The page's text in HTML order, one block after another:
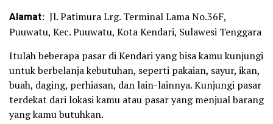
Alamat: Jl. Patimura Lrg. Terminal Lama No.36F,
Puuwatu, Kec. Puuwatu, Kota Kendari, Sulawesi Tenggara
Itulah beberapa pasar di Kendari yang bisa kamu kunjungi
untuk berbelanja kebutuhan, seperti pakaian, sayur, ikan,
buah, daging, perhiasan, dan lain-lainnya. Kunjungi pasar
terdekat dari lokasi kamu atau pasar yang menjual barang
yang kamu butuhkan.